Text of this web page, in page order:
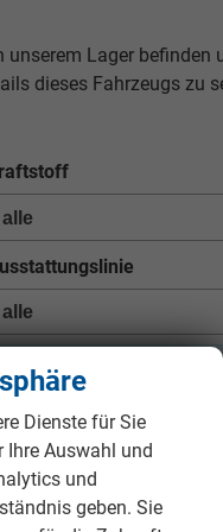
unserem Lager
dieses Fahrzeugs zu
Dienste für Sie
Ihre Auswahl und
und
geben. Sie